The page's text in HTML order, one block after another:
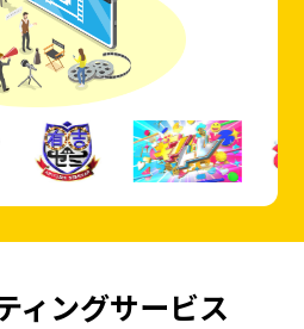
ィングサービス